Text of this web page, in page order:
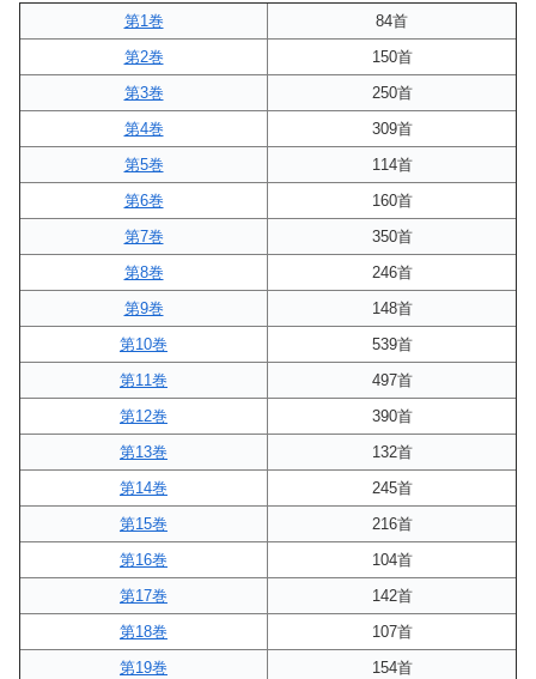
第1巻
84首
第2巻
150首
第3巻
250首
第4巻
309首
第5巻
114首
第6巻
160首
第7巻
350首
第8巻
246首
第9巻
148首
第10巻
539首
第11巻
497首
第12巻
390首
第13巻
132首
第14巻
245首
第15巻
216首
第16巻
104首
第17巻
142首
第18巻
107首
第19巻
154首